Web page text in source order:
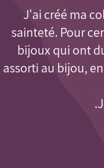
J'ai créé ma
sainteté. Pour
bijoux qui ont
assorti au bijou,